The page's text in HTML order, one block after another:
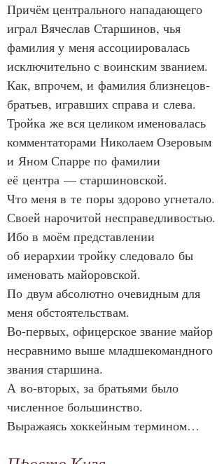
Причём центрального нападающего
играл Вячеслав Старшинов, чья
фамилия у меня ассоциировалась
исключительно с воинским званием.
Как, впрочем, и фамилия близнецов-
братьев, игравших справа и слева.
Тройка же вся целиком именовалась
комментаторами Николаем Озеровым
и Яном Спарре по фамилии
её центра — старшиновской.
Что меня в те поры здорово угнетало.
Своей нарочитой несправедливостью.
Ибо в моём представлении
об иерархии тройку следовало бы
именовать майоровской.
По двум абсолютно очевидным для
меня обстоятельствам.
Во-первых, офицерское звание майор
несравнимо выше младшекомандного
звания старшина.
А во-вторых, за братьями было
численное большинство.
Выражаясь хоккейным термином…